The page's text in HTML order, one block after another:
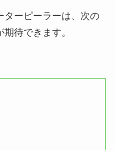
ターピーラーは、次の
待できます。